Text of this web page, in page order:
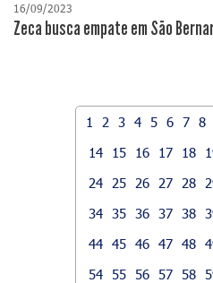
16/09/2023
Zeca busca empate em São
1 2 3 4 5 6 7 8
14
15 16 17 18
24
25 26 27 28
34 35 36 37 38
44 45 46 47 48
54 55 56 57 58